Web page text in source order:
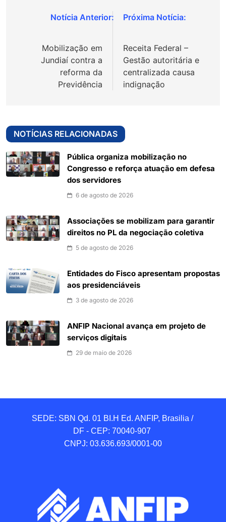
Navegação
Mobilização em
Jundiaí contra a
reforma da
Previdência
Receita Federal –
Gestão autoritária e
centralizada causa
indignação
NOTÍCIAS RELACIONADAS
Pública organiza mobilização no
Congresso e reforça atuação em defesa
dos servidores
6 de agosto de 2026
Associações se mobilizam para garantir
direitos no PL da negociação coletiva
5 de agosto de 2026
Entidades do Fisco apresentam propostas
aos presidenciáveis
3 de agosto de 2026
ANFIP Nacional avança em projeto de
serviços digitais
29 de maio de 2026
SEDE: SBN Qd. 01 BI.H Ed. ANFIP, Brasilia /
DF - CEP: 70040-907
CNPJ: 03.636.693/0001-00